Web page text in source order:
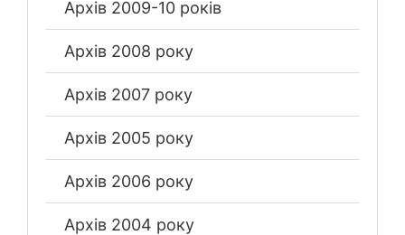
Архів 2009-10 років
Архів 2008 року
Архів 2007 року
Архів 2005 року
Архів 2006 року
Архів 2004 року